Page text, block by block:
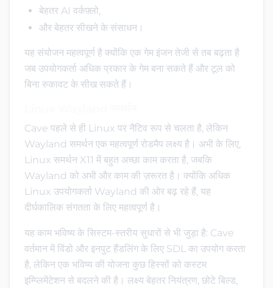
बेहतर AI वर्कफ़्लो,
और बेहतर सीखने के संसाधन।
यह संयोजन महत्वपूर्ण है क्योंकि एक गेम इंजन तेजी से तब बढ़ता है
जब उपयोगकर्ता अधिक प्रकार के गेम बना सकते हैं और टूल को
बिना रुकावट के सीख सकते हैं।
Cave पहले से ही Linux पर नैटिव रूप से चलता है, लेकिन
Wayland समर्थन एक महत्वपूर्ण रोडमैप लक्ष्य है। अभी के लिए,
Linux समर्थन X11 में बहुत अच्छा काम करता है, जबकि
Wayland को अभी और काम की ज़रूरत है। क्योंकि अधिक
Linux उपयोगकर्ता Wayland की ओर बढ़ रहे हैं, यह
दीर्घकालिक संगतता के लिए महत्वपूर्ण है।
यह काम भविष्य के सिस्टम-स्तरीय सुधारों से भी जुड़ा है: Cave
वर्तमान में विंडो और इनपुट हैंडलिंग के लिए SDL का उपयोग करता
है, लेकिन एक भविष्य की योजना कुछ हिस्सों को कस्टम
इम्प्लिमेंटेशन से बदलने की है। लक्ष्य बेहतर नियंत्रण, छोटे बिल्ड,